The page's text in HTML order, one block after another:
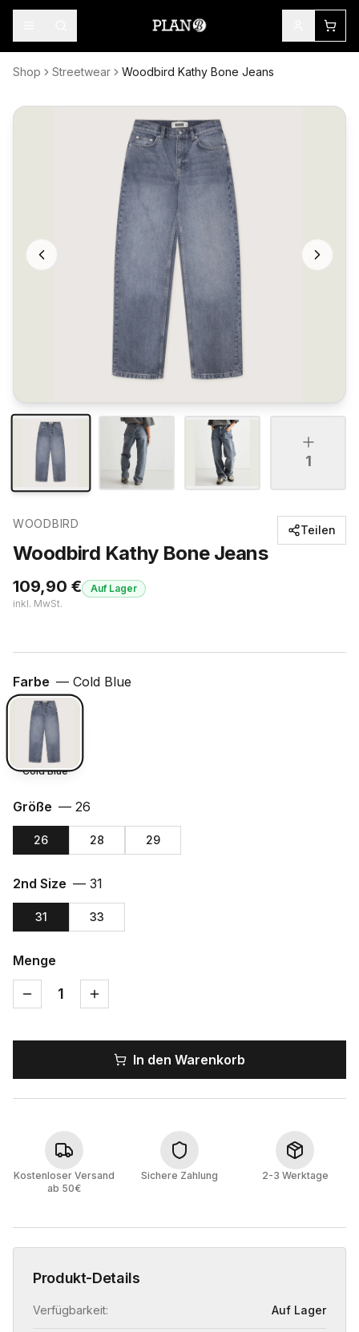
Shop Streetwear Woodbird Kathy Bone Jeans
1
WOODBIRD
Woodbird Kathy Bone Jeans
109,90 €
inkl. MwSt.
Auf Lager
Teilen
Farbe — Cold Blue
Cold Blue
Größe — 26
26 28 29
2nd Size — 31
31 33
Menge
1
In den Warenkorb
Kostenloser Versand
ab 50€
Sichere Zahlung 2-3 Werktage
Produkt-Details
Verfügbarkeit: Auf Lager